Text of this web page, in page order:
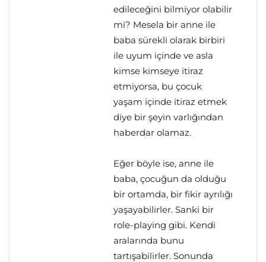
edileceğini bilmiyor olabilir
mi? Mesela bir anne ile
baba sürekli olarak birbiri
ile uyum içinde ve asla
kimse kimseye itiraz
etmiyorsa, bu çocuk
yaşam içinde itiraz etmek
diye bir şeyin varlığından
haberdar olamaz.
Eğer böyle ise, anne ile
baba, çocuğun da olduğu
bir ortamda, bir fikir ayrılığı
yaşayabilirler. Sanki bir
role-playing gibi. Kendi
aralarında bunu
tartışabilirler. Sonunda